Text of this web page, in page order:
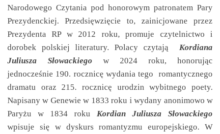
Narodowego Czytania pod honorowym patronatem Pary
Prezydenckiej. Przedsięwzięcie to, zainicjowane przez
Prezydenta RP w 2012 roku, promuje czytelnictwo i
dorobek polskiej literatury. Polacy czytają Kordiana
Juliusza Słowackiego w 2024 roku, honorując
jednocześnie 190. rocznicę wydania tego romantycznego
dramatu oraz 215. rocznicę urodzin wybitnego poety.
Napisany w Genewie w 1833 roku i wydany anonimowo w
Paryżu w 1834 roku Kordian Juliusza
Słowackiego
wpisuje się w dyskurs romantyzmu europejskiego. W